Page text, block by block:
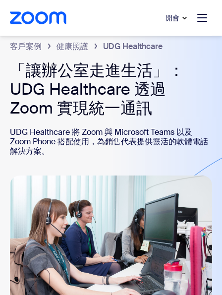
至主要內容
至協助聊天 開會
客戶案例 健康照護 UDG Healthcare
「讓辦公室走進生活」：
UDG Healthcare 透過
Zoom 實現統一通訊
UDG Healthcare 將 Zoom 與 Microsoft Teams 以及
Zoom Phone 搭配使用，為銷售代表提供靈活的軟體電話
解決方案。